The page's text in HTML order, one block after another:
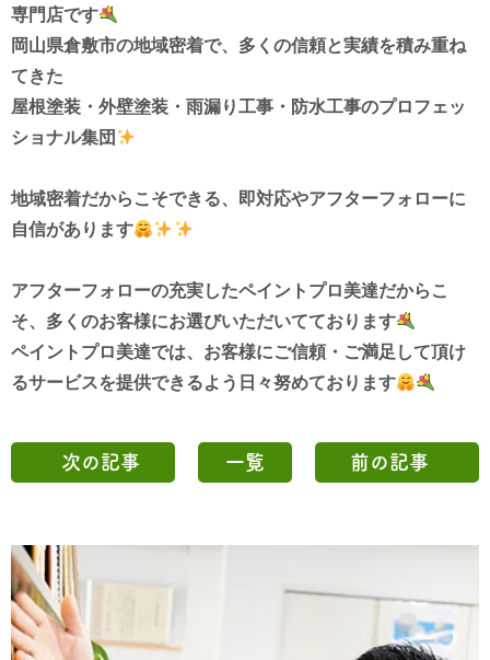
専門店です
岡山県倉敷市の地域密着で、多くの信頼と実績を積み重ね
てきた
屋根塗装・外壁塗装・雨漏り工事・防水工事のプロフェッ
ショナル集団
地域密着だからこそできる、 即対応やアフターフォローに
自信があります
アフターフォローの充実したペイントプロ美達だからこ
そ、 多くのお客様にお選びいただいてております
ペイントプロ美達では、お客様にご信頼・ご満足して頂け
るサービスを提供できるよう 日々努めております
次の記事 一覧 前の記事